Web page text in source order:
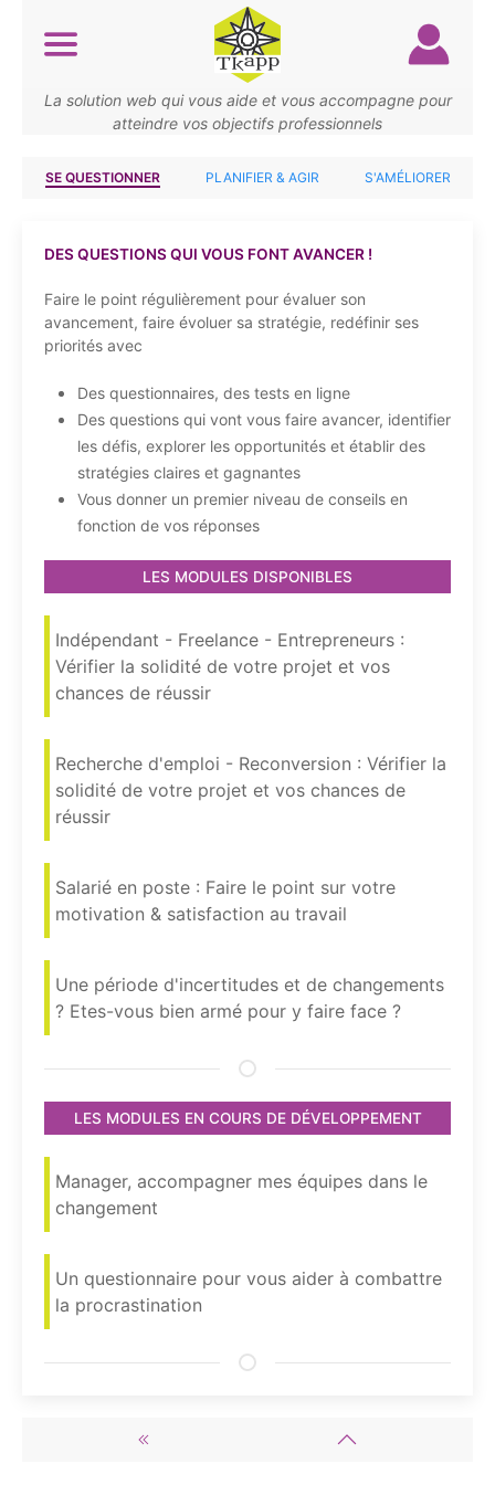
principalLa solution web qui vous aide et vous accompagne pour
atteindre vos objectifs professionnels
SE QUESTIONNER PLANIFIER & AGIR S'AMÉLIORER
DES QUESTIONS QUI VOUS FONT AVANCER !
Faire le point régulièrement pour évaluer son
avancement, faire évoluer sa stratégie, redéfinir ses
priorités avec
Des questionnaires, des tests en ligne
Des questions qui vont vous faire avancer, identifier
les défis, explorer les opportunités et établir des
stratégies claires et gagnantes
Vous donner un premier niveau de conseils en
fonction de vos réponses
LES MODULES DISPONIBLES
Indépendant - Freelance - Entrepreneurs :
Vérifier la solidité de votre projet et vos
chances de réussir
Recherche d'emploi - Reconversion : Vérifier la
solidité de votre projet et vos chances de
réussir
Salarié en poste : Faire le point sur votre
motivation & satisfaction au travail
Une période d'incertitudes et de changements
? Etes-vous bien armé pour y faire face ?
LES MODULES EN COURS DE DÉVELOPPEMENT
Manager, accompagner mes équipes dans le
changement
Un questionnaire pour vous aider à combattre
la procrastination